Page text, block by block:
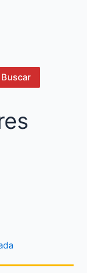
Buscar